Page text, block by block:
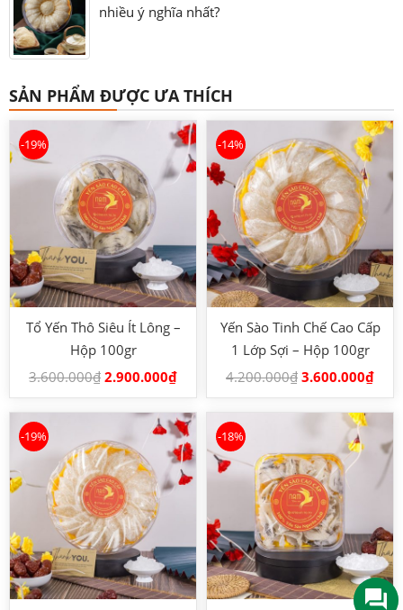
nhiều ý nghĩa nhất?
SẢN PHẨM ĐƯỢC ƯA THÍCH
-19%
Tổ Yến Thô Siêu Ít Lông –
Hộp 100gr
3.600.000₫ 2.900.000₫
-14%
Yến Sào Tinh Chế Cao Cấp
1 Lớp Sợi – Hộp 100gr
4.200.000₫ 3.600.000₫
-19% -18%